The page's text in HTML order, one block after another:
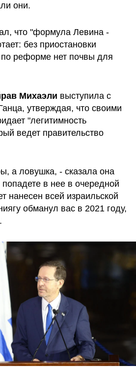
они.
без приостановки
по реформе нет почвы для
Михаэли выступила с
утверждая, что своими
"легитимность
ведет правительство
а ловушка, - сказала она
в нее в очередной
нанесен всей израильской
обманул вас в 2021 году,